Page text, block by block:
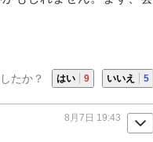
たか？ はい 9 いいえ 5
8月7日 19:43